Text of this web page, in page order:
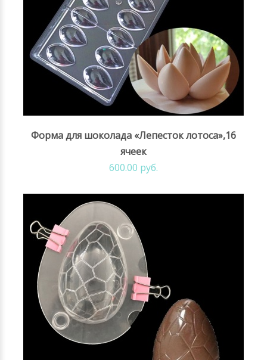
Форма для шоколада «Лепесток лотоса»,16
ячеек
600.00 руб.